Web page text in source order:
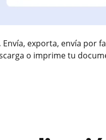
Envía, exporta, envía por
o imprime tu